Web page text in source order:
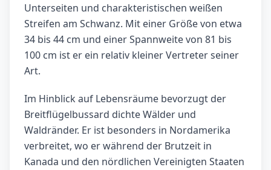
Unterseiten und charakteristischen weißen
Streifen am Schwanz. Mit einer Größe von etwa
34 bis 44 cm und einer Spannweite von 81 bis
100 cm ist er ein relativ kleiner Vertreter seiner
Art.
Im Hinblick auf Lebensräume bevorzugt der
Breitflügelbussard dichte Wälder und
Waldränder. Er ist besonders in Nordamerika
verbreitet, wo er während der Brutzeit in
Kanada und den nördlichen Vereinigten Staaten